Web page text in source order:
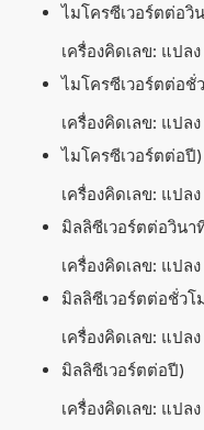
ไมโครซีเวอร์ตต่อวิ
เครื่องคิดเลข: แปล
ไมโครซีเวอร์ตต่อชั่
เครื่องคิดเลข: แปล
ไมโครซีเวอร์ตต่อปี)
เครื่องคิดเลข: แปล
มิลลิซีเวอร์ตต่อวินา
เครื่องคิดเลข: แปล
มิลลิซีเวอร์ตต่อชั่วโ
เครื่องคิดเลข: แปล
มิลลิซีเวอร์ตต่อปี)
เครื่องคิดเลข: แปล